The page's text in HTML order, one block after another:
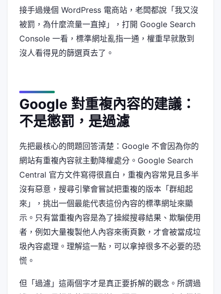
接手過幾個 WordPress 電商站，老闆都說「我又沒
被罰，為什麼流量一直掉」，打開 Google Search
Console 一看，標準網址亂指一通，權重早就散到
沒人看得見的篩選頁去了。
Google 對重複內容的建議：
不是懲罰，是過濾
先把最核心的問題回答清楚：Google 不會因為你的
網站有重複內容就主動降權處分。Google Search
Central 官方文件寫得很直白，重複內容常見且多半
沒有惡意，搜尋引擎會嘗試把重複的版本「群組起
來」，挑出一個最能代表這份內容的標準網址來顯
示。只有當重複內容是為了操縱搜尋結果、欺騙使用
者，例如大量複製他人內容來衝頁數，才會被當成垃
圾內容處理。理解這一點，可以拿掉很多不必要的恐
慌。
但「過濾」這兩個字才是真正要拆解的觀念。所謂過